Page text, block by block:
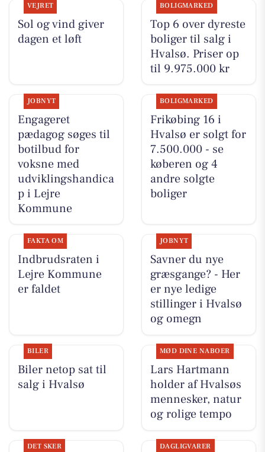
VEJRET
Sol og vind giver
dagen et løft
BOLIGMARKED
Top 6 over dyreste
boliger til salg i
Hvalsø. Priser op
til 9.975.000 kr
JOBNYT
Engageret
pædagog søges til
botilbud for
voksne med
udviklingshandica
p i Lejre
Kommune
BOLIGMARKED
Frikøbing 16 i
Hvalsø er solgt for
7.500.000 - se
køberen og 4
andre solgte
boliger
FAKTA OM
Indbrudsraten i
Lejre Kommune
er faldet
JOBNYT
Savner du nye
græsgange? - Her
er nye ledige
stillinger i Hvalsø
og omegn
BILER
Biler netop sat til
salg i Hvalsø
MØD DINE NABOER
Lars Hartmann
holder af Hvalsøs
mennesker, natur
og rolige tempo
DET SKER DAGLIGVARER